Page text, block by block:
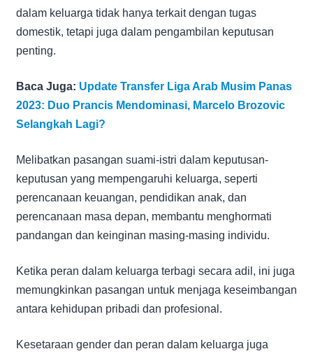
dalam keluarga tidak hanya terkait dengan tugas
domestik, tetapi juga dalam pengambilan keputusan
penting.
Baca Juga: Update Transfer Liga Arab Musim Panas
2023: Duo Prancis Mendominasi, Marcelo Brozovic
Selangkah Lagi?
Melibatkan pasangan suami-istri dalam keputusan-
keputusan yang mempengaruhi keluarga, seperti
perencanaan keuangan, pendidikan anak, dan
perencanaan masa depan, membantu menghormati
pandangan dan keinginan masing-masing individu.
Ketika peran dalam keluarga terbagi secara adil, ini juga
memungkinkan pasangan untuk menjaga keseimbangan
antara kehidupan pribadi dan profesional.
Kesetaraan gender dan peran dalam keluarga juga